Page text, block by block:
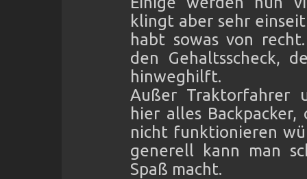
klingt aber sehr
habt sowas von
den Gehaltsscheck,
hinweghilft.
Außer Traktorfahrer
hier alles
nicht funktionieren
generell kann man
Spaß macht.